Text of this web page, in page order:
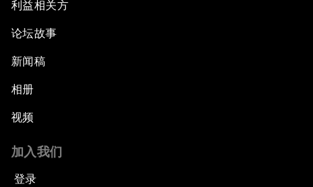
利益相关方
论坛故事
新闻稿
相册
视频
加入我们
登录